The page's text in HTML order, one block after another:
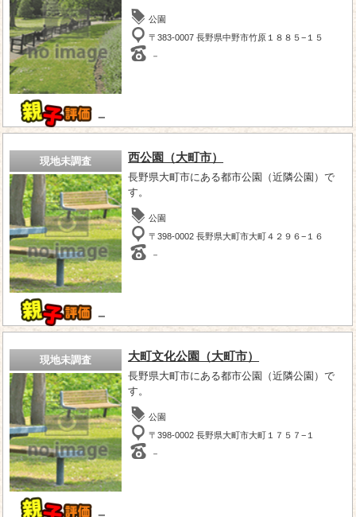
－
公園
〒383-0007 長野県中野市竹原１８８５−１５
－
現地未調査
－
西公園（大町市）
長野県大町市にある都市公園（近隣公園）で
す。
公園
〒398-0002 長野県大町市大町４２９６−１６
－
現地未調査 大町文化公園（大町市）
長野県大町市にある都市公園（近隣公園）で
す。
公園
〒398-0002 長野県大町市大町１７５７−１
－